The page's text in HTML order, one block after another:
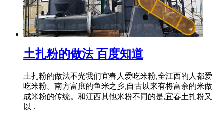
土扎粉的做法 百度知道
土扎粉的做法不光我们宜春人爱吃米粉,全江西的人都爱
吃米粉。南方富庶的鱼米之乡,自古以来有将富余的米做
成米粉的传统。和江西其他米粉不同的是,宜春土扎粉又
以 .